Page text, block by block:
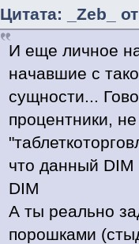
Цитата: _Zeb_
И еще личное
начавшие с
сущности...
процентники,
что данный DIM
DIM
А ты реально
порошками